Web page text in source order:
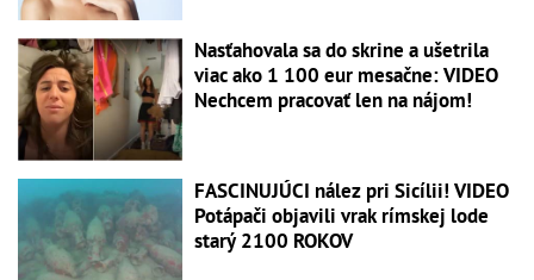
Nasťahovala sa do skrine a ušetrila
viac ako 1 100 eur mesačne: VIDEO
Nechcem pracovať len na nájom!
FASCINUJÚCI nález pri Sicílii! VIDEO
Potápači objavili vrak rímskej lode
starý 2100 ROKOV